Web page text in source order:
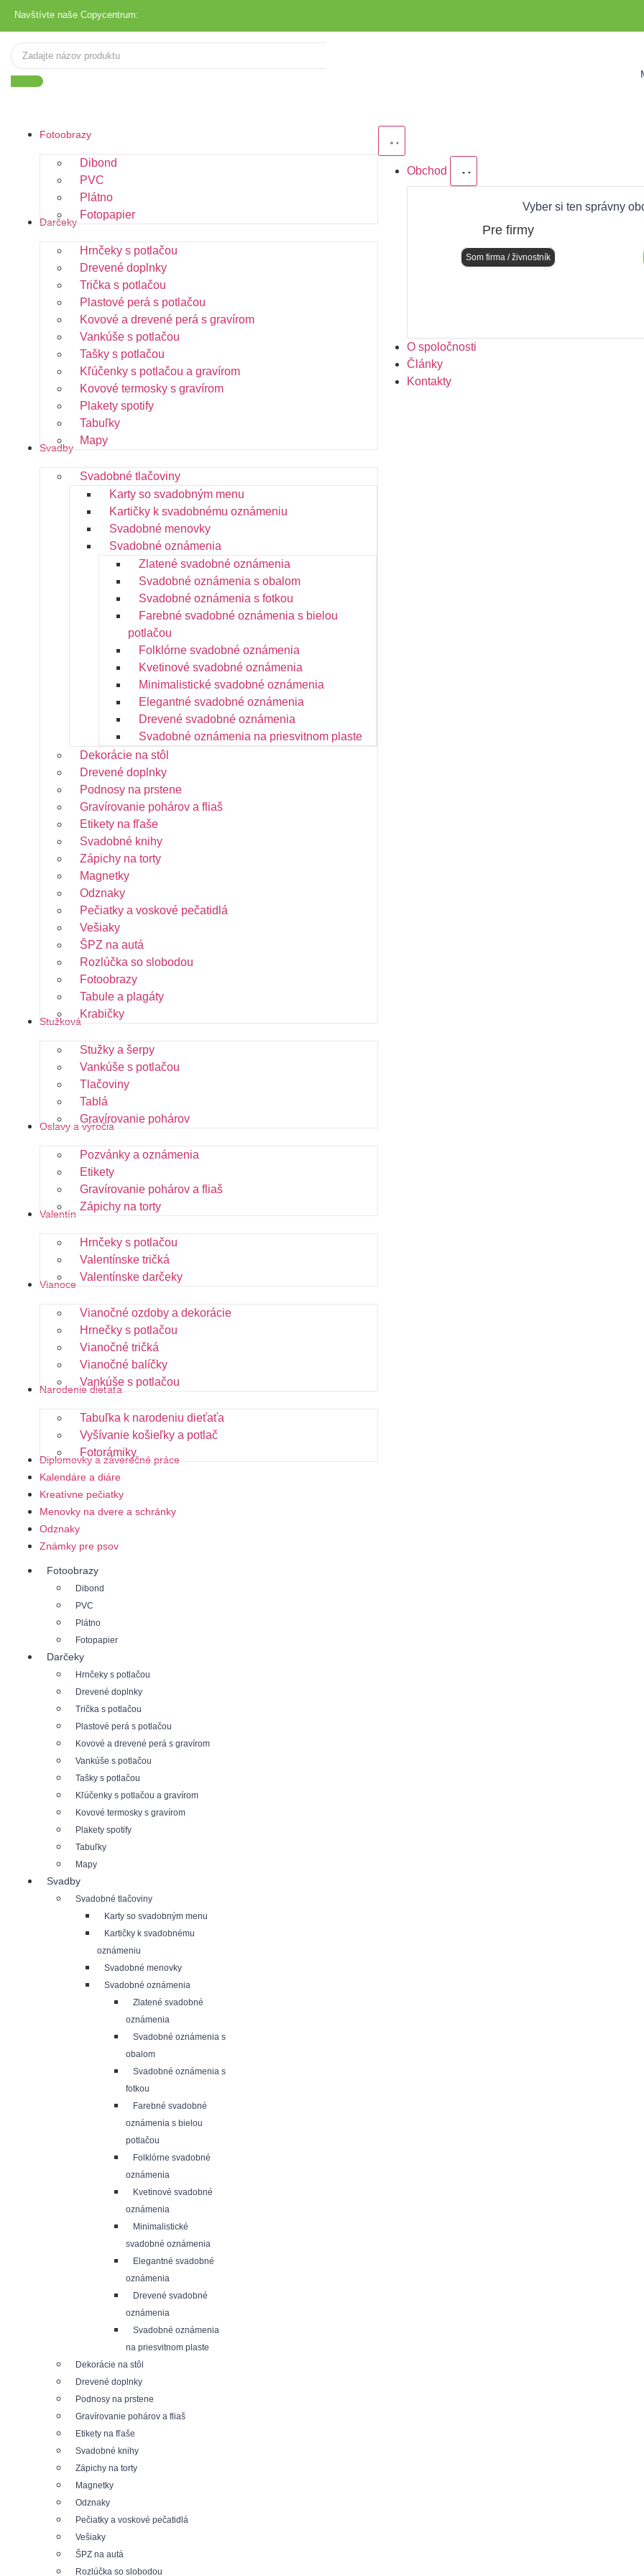
Navštívte naše Copycentrum:
Fotoobrazy
Dibond
PVC
Plátno
Fotopapier
Darčeky
Hrnčeky s potlačou
Drevené doplnky
Trička s potlačou
Plastové perá s potlačou
Kovové a drevené perá s gravírom
Vankúše s potlačou
Tašky s potlačou
Kľúčenky s potlačou a gravírom
Kovové termosky s gravírom
Plakety spotify
Tabuľky
Mapy
Svadby
Svadobné tlačoviny
Karty so svadobným menu
Kartičky k svadobnému oznámeniu
Svadobné menovky
Svadobné oznámenia
Zlatené svadobné oznámenia
Svadobné oznámenia s obalom
Svadobné oznámenia s fotkou
Farebné svadobné oznámenia s bielou
potlačou
Folklórne svadobné oznámenia
Kvetinové svadobné oznámenia
Minimalistické svadobné oznámenia
Elegantné svadobné oznámenia
Drevené svadobné oznámenia
Svadobné oznámenia na priesvitnom plaste
Dekorácie na stôl
Drevené doplnky
Podnosy na prstene
Gravírovanie pohárov a fliaš
Etikety na fľaše
Svadobné knihy
Zápichy na torty
Magnetky
Odznaky
Pečiatky a voskové pečatidlá
Vešiaky
ŠPZ na autá
Rozlúčka so slobodou
Fotoobrazy
Tabule a plagáty
Krabičky
Stužková
Stužky a šerpy
Vankúše s potlačou
Tlačoviny
Tablá
Gravírovanie pohárov
Oslavy a výročia
Pozvánky a oznámenia
Etikety
Gravírovanie pohárov a fliaš
Zápichy na torty
Valentín
Hrnčeky s potlačou
Valentínske tričká
Valentínske darčeky
Vianoce
Vianočné ozdoby a dekorácie
Hrnečky s potlačou
Vianočné tričká
Vianočné balíčky
Vankúše s potlačou
Narodenie dieťaťa
Tabuľka k narodeniu dieťaťa
Vyšívanie košieľky a potlač
Fotorámiky
Diplomovky a záverečné práce
Kalendáre a diáre
Kreatívne pečiatky
Menovky na dvere a schránky
Odznaky
Známky pre psov
Fotoobrazy
Dibond
PVC
Plátno
Fotopapier
Darčeky
Hrnčeky s potlačou
Drevené doplnky
Trička s potlačou
Plastové perá s potlačou
Kovové a drevené perá s gravírom
Vankúše s potlačou
Tašky s potlačou
Kľúčenky s potlačou a gravírom
Kovové termosky s gravírom
Plakety spotify
Tabuľky
Mapy
Svadby
Svadobné tlačoviny
Karty so svadobným menu
Kartičky k svadobnému
oznámeniu
Svadobné menovky
Svadobné oznámenia
Zlatené svadobné
oznámenia
Svadobné oznámenia s
obalom
Svadobné oznámenia s
fotkou
Farebné svadobné
oznámenia s bielou
potlačou
Folklórne svadobné
oznámenia
Kvetinové svadobné
oznámenia
Minimalistické
svadobné oznámenia
Elegantné svadobné
oznámenia
Drevené svadobné
oznámenia
Svadobné oznámenia
na priesvitnom plaste
Dekorácie na stôl
Drevené doplnky
Podnosy na prstene
Gravírovanie pohárov a fliaš
Etikety na fľaše
Svadobné knihy
Zápichy na torty
Magnetky
Odznaky
Pečiatky a voskové pečatidlá
Vešiaky
ŠPZ na autá
Rozlúčka so slobodou
Obchod
Vyber si ten správny
Pre firmy
Som firma / živnostník
O spoločnosti
Články
Kontakty